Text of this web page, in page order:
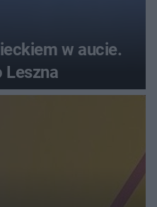
w aucie.
Leszna